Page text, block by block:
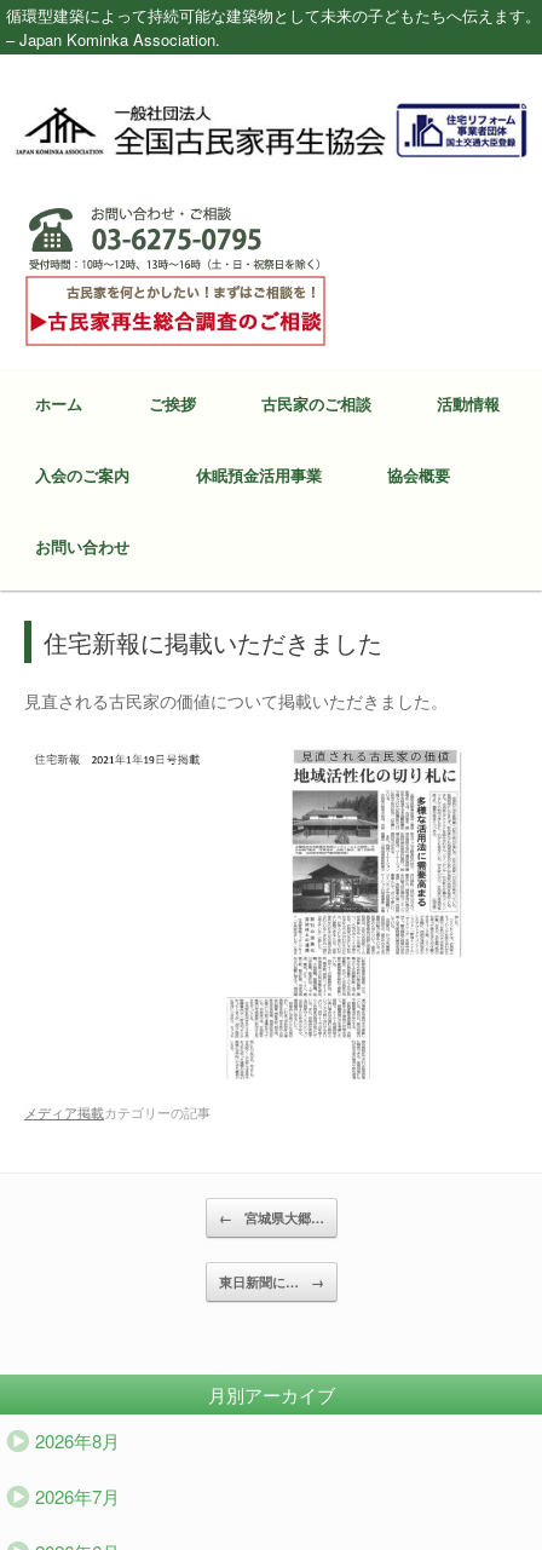
循環型建築によって持続可能な建築物として未来の子どもたちへ伝えます。
– Japan Kominka Association.
ホーム ご挨拶 古民家のご相談 活動情報
入会のご案内 休眠預金活用事業 協会概要
お問い合わせ
住宅新報に掲載いただきました
見直される古民家の価値について掲載いただきました。
メディア掲載カテゴリーの記事
← 宮城県大郷…
東日新聞に… →
月別アーカイブ
2026年8月
2026年7月